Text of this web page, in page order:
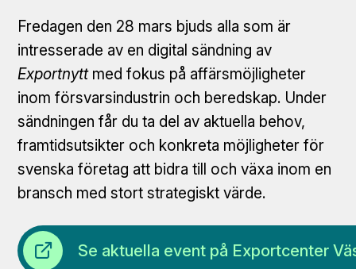
Fredagen den 28 mars bjuds alla som är
intresserade av en digital sändning av
Exportnyttmed fokus på affärsmöjligheter
inom försvarsindustrin och beredskap. Under
sändningen får du ta del av aktuella behov,
framtidsutsikter och konkreta möjligheter för
svenska företag att bidra till och växa inom en
bransch med stort strategiskt värde.
Öppna länk
Se aktuella event på Exportcenter